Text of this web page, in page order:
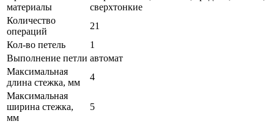
материалы
сверхтонкие
Количество
операций
21
Кол-во петель
1
Выполнение петли автомат
Максимальная
длина стежка, мм
4
Максимальная
ширина стежка,
мм
5